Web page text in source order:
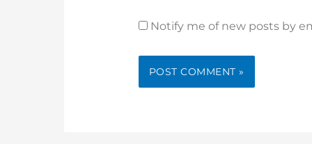
Notify me of new posts by